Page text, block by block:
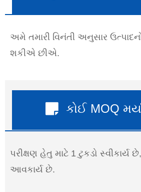
અમે તમારી વિનંતી અનુસાર
શકીએ છીએ.
કોઈ MOQ
પરીક્ષણ હેતુ માટે 1 ટુકડો સ્વીકાર્ય
આવકાર્ય છે.